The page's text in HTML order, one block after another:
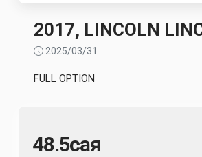
2017, LINCOLN
2025/03/31
FULL OPTION
48.5сая